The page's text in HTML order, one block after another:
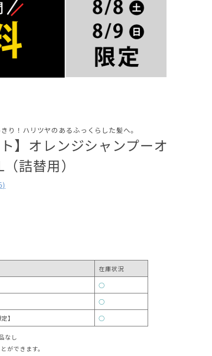
り！ハリツヤのあるふっくらした髪へ。
】オレンジシャンプーオ
詰替用）
)
在庫状況
○
○
】
○
なし
ができます。